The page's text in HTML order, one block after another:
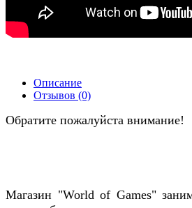
Описание
Отзывов (0)
Обратите пожалуйста внимание!
Магазин "World of Games"